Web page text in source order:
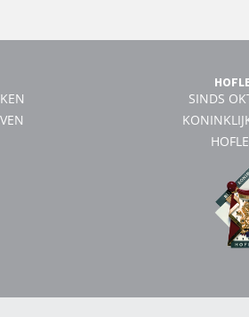
SINDS